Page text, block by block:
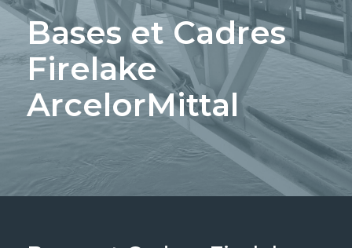
Bases et Cadres
Firelake
ArcelorMittal